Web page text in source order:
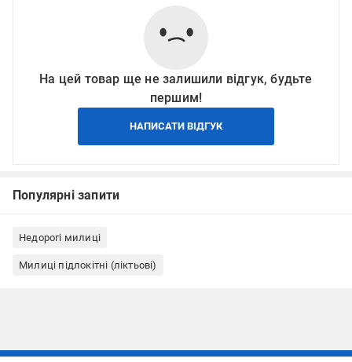
На цей товар ще не залишили відгук, будьте
першим!
НАПИСАТИ ВІДГУК
Популярні запити
Недорогі милиці
Милиці підлокітні (ліктьові)